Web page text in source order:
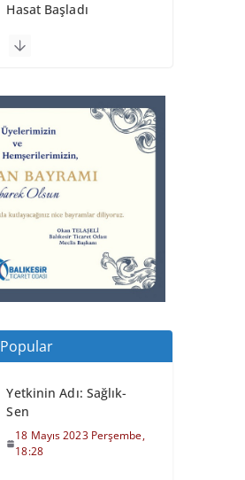
Hasat Başladı
Perşembe, 12:35
Otomobil Şarampole
6 Ağustos 2026
Perşembe, 11:59
İçin Memleket Tek
6 Ağustos 2026
Perşembe, 11:51
Büyükşehir’den
Kepsut’a Yatırım
Perşembe, 16:43
Popular
Yetkinin Adı: Sağlık-
Sen
18 Mayıs 2023 Perşembe,
18:28